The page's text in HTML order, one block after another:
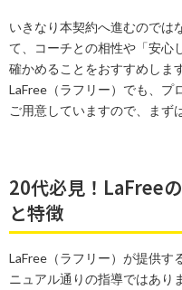
いきなり本契約へ進むのでは
て、コーチとの相性や「安心
確かめることをおすすめします
LaFree（ラフリー）でも、プ
ご用意していますので、まず
20代必見！LaFree
と特徴
LaFree（ラフリー）が提供す
ニュアル通りの指導ではあり